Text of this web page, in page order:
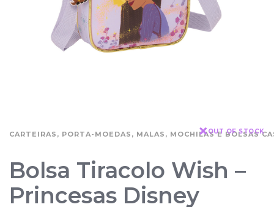
CARTEIRAS, PORTA-MOEDAS, MALAS, MOCHILAS E BOLSAS
OUT OF STOCK
Bolsa Tiracolo Wish –
Princesas Disney